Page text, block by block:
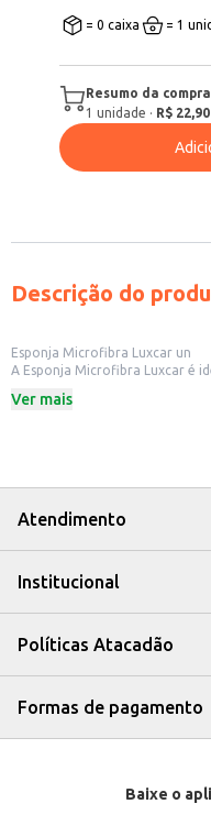
= 0 caixa = 1
Resumo da
1 unidade · R$ 22,90
Descrição do
Esponja Microfibra Luxcar un
A Esponja Microfibra Luxcar é
resíduos, a esponja é uma
limpeza automotiva.
Após o uso, lave a esponja
A Esponja Microfibra Luxcar é
Ver mais
Atendimento
Institucional
Políticas Atacadão
Formas de pagamento
Baixe o